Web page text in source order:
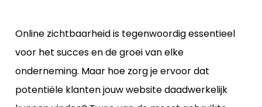
Online zichtbaarheid is tegenwoordig essentieel
voor het succes en de groei van elke
onderneming. Maar hoe zorg je ervoor dat
potentiële klanten jouw website daadwerkelijk